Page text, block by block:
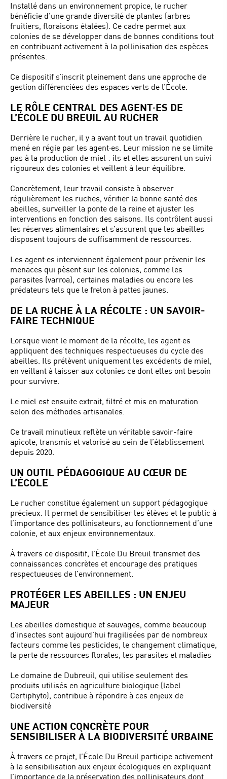
Installé dans un environnement propice, le rucher
bénéficie d’une grande diversité de plantes (arbres
fruitiers, floraisons étalées). Ce cadre permet aux
colonies de se développer dans de bonnes conditions tout
en contribuant activement à la pollinisation des espèces
présentes.
Ce dispositif s’inscrit pleinement dans une approche de
gestion différenciées des espaces verts de l’École.
LE RÔLE CENTRAL DES AGENT·ES DE
L’ÉCOLE DU BREUIL AU RUCHER
Derrière le rucher, il y a avant tout un travail quotidien
mené en régie par les agent·es. Leur mission ne se limite
pas à la production de miel : ils et elles assurent un suivi
rigoureux des colonies et veillent à leur équilibre.
Concrètement, leur travail consiste à observer
régulièrement les ruches, vérifier la bonne santé des
abeilles, surveiller la ponte de la reine et ajuster les
interventions en fonction des saisons. Ils contrôlent aussi
les réserves alimentaires et s’assurent que les abeilles
disposent toujours de suffisamment de ressources.
Les agent·es interviennent également pour prévenir les
menaces qui pèsent sur les colonies, comme les
parasites (varroa), certaines maladies ou encore les
prédateurs tels que le frelon à pattes jaunes.
DE LA RUCHE À LA RÉCOLTE : UN SAVOIR-
FAIRE TECHNIQUE
Lorsque vient le moment de la récolte, les agent·es
appliquent des techniques respectueuses du cycle des
abeilles. Ils prélèvent uniquement les excédents de miel,
en veillant à laisser aux colonies ce dont elles ont besoin
pour survivre.
Le miel est ensuite extrait, filtré et mis en maturation
selon des méthodes artisanales.
Ce travail minutieux reflète un véritable savoir-faire
apicole, transmis et valorisé au sein de l’établissement
depuis 2020.
UN OUTIL PÉDAGOGIQUE AU CŒUR DE
L’ÉCOLE
Le rucher constitue également un support pédagogique
précieux. Il permet de sensibiliser les élèves et le public à
l’importance des pollinisateurs, au fonctionnement d’une
colonie, et aux enjeux environnementaux.
À travers ce dispositif, l’École Du Breuil transmet des
connaissances concrètes et encourage des pratiques
respectueuses de l’environnement.
PROTÉGER LES ABEILLES : UN ENJEU
MAJEUR
Les abeilles domestique et sauvages, comme beaucoup
d’insectes sont aujourd’hui fragilisées par de nombreux
facteurs comme les pesticides, le changement climatique,
la perte de ressources florales, les parasites et maladies
Le domaine de Dubreuil, qui utilise seulement des
produits utilisés en agriculture biologique (label
Certiphyto), contribue à répondre à ces enjeux de
biodiversité
UNE ACTION CONCRÈTE POUR
SENSIBILISER À LA BIODIVERSITÉ URBAINE
À travers ce projet, l’École Du Breuil participe activement
à la sensibilisation aux enjeux écologiques en expliquant
l’importance de la préservation des pollinisateurs dont